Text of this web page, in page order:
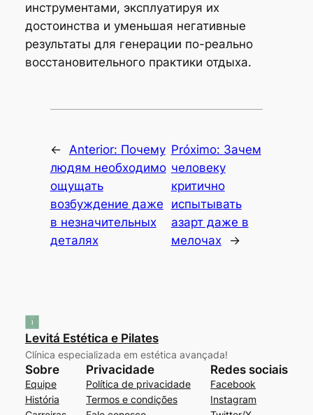
инструментами, эксплуатируя их
достоинства и уменьшая негативные
результаты для генерации по-реально
восстановительного практики отдыха.
← Anterior: Почему
людям необходимо
ощущать
возбуждение даже
в незначительных
деталях
Próximo: Зачем
человеку
критично
испытывать
азарт даже в
мелочах
→
Levitá Estética e Pilates
Clínica especializada em estética avançada!
Sobre
Equipe
História
Privacidade
Política de privacidade
Termos e condições
Redes sociais
Facebook
Instagram